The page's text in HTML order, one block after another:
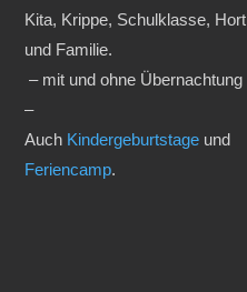
Kita, Krippe, Schulklasse, Hort
und Familie.
– mit und ohne Übernachtung
–
Auch Kindergeburtstage und
Feriencamp.